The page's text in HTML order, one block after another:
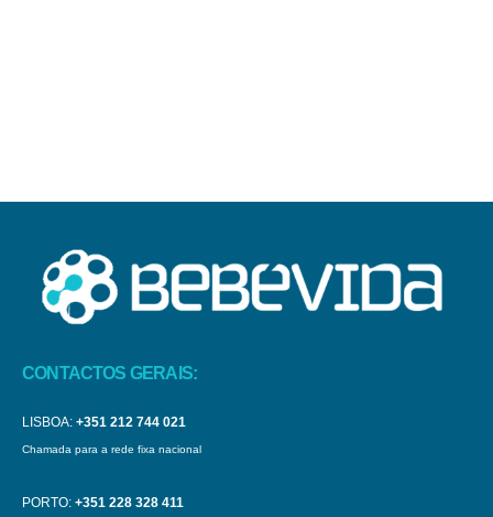
CONTACTOS GERAIS:
LISBOA: +351 212 744 021
Chamada para a rede fixa nacional
PORTO: +351 228 328 411